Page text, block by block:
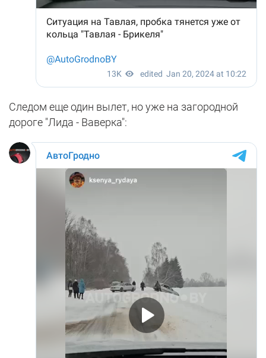
Следом еще один вылет, но уже на загородной
дороге "Лида - Ваверка":